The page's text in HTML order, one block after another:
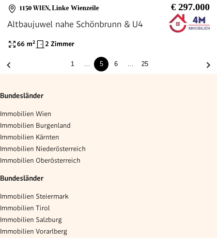
1150 WIEN, Linke Wienzeile € 297.000
Altbaujuwel nahe Schönbrunn & U4
66 m² 2 Zimmer
1 5 6 25
Bundesländer
Immobilien Wien
Immobilien Burgenland
Immobilien Kärnten
Immobilien Niederösterreich
Immobilien Oberösterreich
Bundesländer
Immobilien Steiermark
Immobilien Tirol
Immobilien Salzburg
Immobilien Vorarlberg